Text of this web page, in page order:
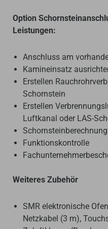
Option
Leistungen:
Anschluss am
Kamineinsatz
Erstellen
Schornstein
Erstellen
Luftkanal oder LAS-
Funktionskontrolle
Weiteres Zubehör
SMR elektronische
Netzkabel (3 m),